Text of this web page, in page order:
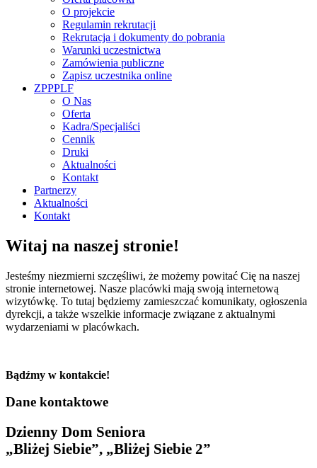
O projekcie
Regulamin rekrutacji
Rekrutacja i dokumenty do pobrania
Warunki uczestnictwa
Zamówienia publiczne
Zapisz uczestnika online
ZPPPLF
O Nas
Oferta
Kadra/Specjaliści
Cennik
Druki
Aktualności
Kontakt
Partnerzy
Aktualności
Kontakt
Witaj na naszej stronie!
Jesteśmy niezmierni szczęśliwi, że możemy powitać Cię na naszej
stronie internetowej. Nasze placówki mają swoją internetową
wizytówkę. To tutaj będziemy zamieszczać komunikaty, ogłoszenia
dyrekcji, a także wszelkie informacje związane z aktualnymi
wydarzeniami w placówkach.
Bądźmy w kontakcie!
Dane kontaktowe
Dzienny Dom Seniora
„Bliżej Siebie”, „Bliżej Siebie 2”